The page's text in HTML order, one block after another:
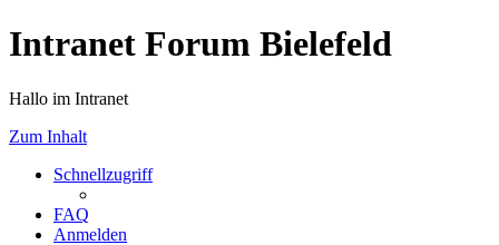
Intranet Forum Bielefeld
Hallo im Intranet
Zum Inhalt
Schnellzugriff
FAQ
Anmelden